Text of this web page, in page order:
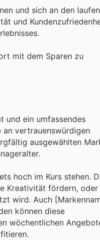
und sich an den
und
mit dem Sparen zu
und ein umfassendes
vertrauenswürdigen
ausgewählten
hoch im Kurs stehen.
Kreativität fördern, oder
wird. Auch
können diese
wöchentlichen